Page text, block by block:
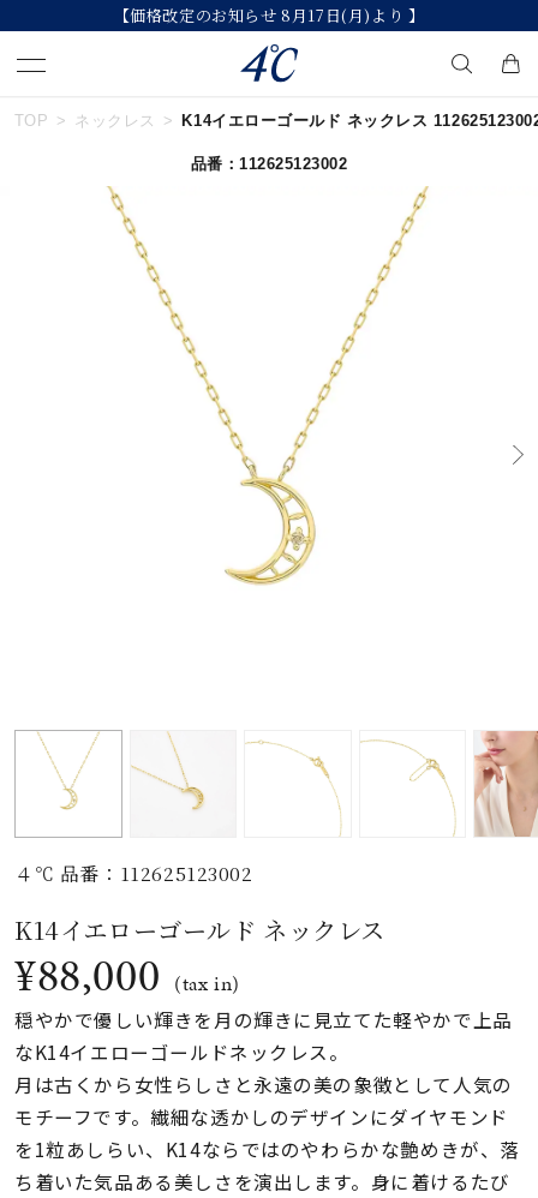
【価格改定のお知らせ 8月17日(月)より 】
キーワードで検索する
人気検索キーワード
#エタニティ
誕生石
モチーフ
ファッションテイス
ト
着用シーン
コレクション
TOP ネックレス K14イエローゴールド ネックレス
品番：112625123002
４℃ 品番：112625123002
K14イエローゴールド ネックレス
¥88,000 (tax in)
穏やかで優しい輝きを月の輝きに見立てた軽やかで上品
なK14イエローゴールドネックレス。
月は古くから女性らしさと永遠の美の象徴として人気の
モチーフです。繊細な透かしのデザインにダイヤモンド
を1粒あしらい、K14ならではのやわらかな艶めきが、落
ち着いた気品ある美しさを演出します。身に着けるたび